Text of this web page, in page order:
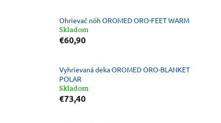
Ohrievač nôh OROMED ORO-FEET WARM
Skladom
€60,90
Vyhrievaná deka OROMED ORO-BLANKET
POLAR
Skladom
€73,40